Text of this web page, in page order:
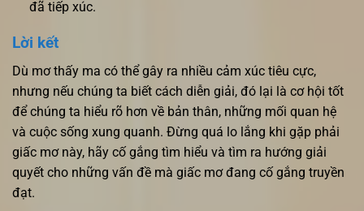
đã tiếp xúc.
Lời kết
Dù mơ thấy ma có thể gây ra nhiều cảm xúc tiêu cực,
nhưng nếu chúng ta biết cách diễn giải, đó lại là cơ hội tốt
để chúng ta hiểu rõ hơn về bản thân, những mối quan hệ
và cuộc sống xung quanh. Đừng quá lo lắng khi gặp phải
giấc mơ này, hãy cố gắng tìm hiểu và tìm ra hướng giải
quyết cho những vấn đề mà giấc mơ đang cố gắng truyền
đạt.